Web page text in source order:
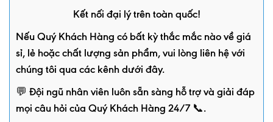
Kết nối đại lý trên toàn quốc!
Nếu Quý Khách Hàng có bất kỳ thắc mắc nào về giá
sỉ, lẻ hoặc chất lượng sản phẩm, vui lòng liên hệ với
chúng tôi qua các kênh dưới đây.
💬 Đội ngũ nhân viên luôn sẵn sàng hỗ trợ và giải đáp
mọi câu hỏi của Quý Khách Hàng 24/7 📞.